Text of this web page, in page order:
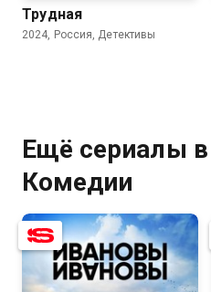
Трудная
2024, Россия, Детективы
Ещё сериалы
Комедии